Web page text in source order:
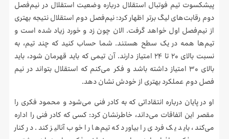
پیشکسوت تیم فوتبال استقلال درباره وضعیت استقلال در نیم‌فصل
دوم رقابت‌های لیگ برتر اظهار کرد: نیم‌فصل دوم استقلال نتیجه بهتری
از نیم‌فصل اول خواهد گرفت. الان چون زد و خورد زیاد شده است و
تیم‌ها همه در یک سطح هستند. شما حساب کنید که چند تیم، به
نسبت بالای ۲۰ تا ۲۴ امتیاز دارند. آن تیمی که باید قهرمان شود، باید
بالای ۳۰ امتیاز داشته باشد و فکر می‌کنم که استقلال بتواند در نیم
فصل دوم عملکرد بهتری از خودش نشان دهد.
او در پایان درباره انتقاداتی که به کادر فنی می‌شود و محمود فکری را
مقصر این اتفاقات می‌داند، خاطرنشان کرد: کسی که کادر فنی را اداره
می‌کند، باید یک فردی را بیاورد که تیم‌ها را خوب آنالیز کند. در کنار